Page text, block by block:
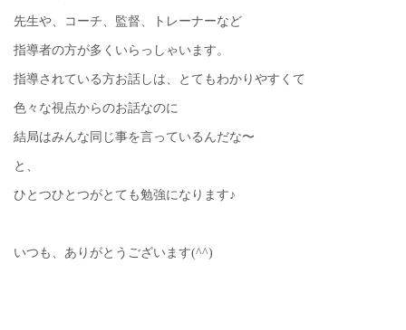
先生や、コーチ、監督、トレーナーなど
指導者の方が多くいらっしゃいます。
指導されている方お話しは、とてもわかりやすくて
色々な視点からのお話なのに
結局はみんな同じ事を言っているんだな〜
と、
ひとつひとつがとても勉強になります♪
いつも、ありがとうございます(^^)